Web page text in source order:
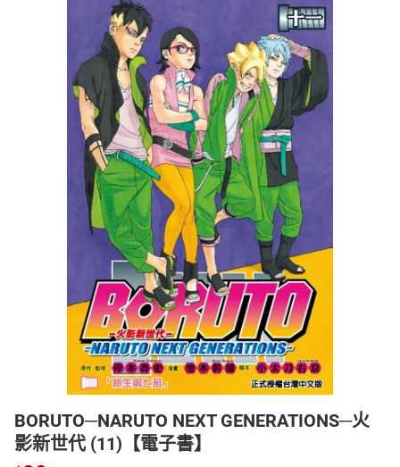
美食蛋糕 民生用品
居家生活 3C家電 運動休閒 親子玩具
男裝 化妝保養
電子/紙本書
HOT
BORUTO─NARUTO NEXT GENERATIONS─火
影新世代 (11)【電子書】